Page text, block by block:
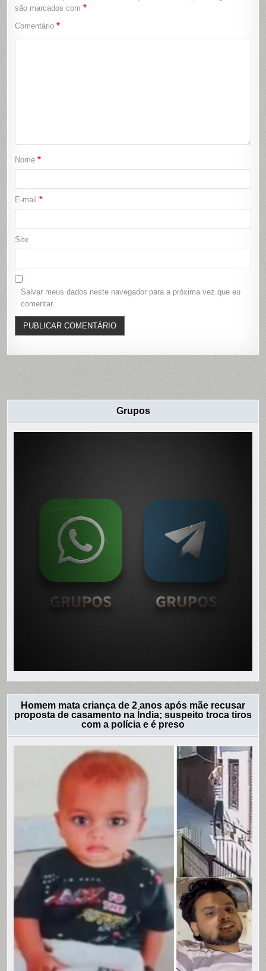
são marcados com*
Comentário*
Nome*
E-mail*
Site
Salvar meus dados neste navegador para a próxima vez que eu
comentar.
Grupos
Homem mata criança de 2 anos após mãe recusar
proposta de casamento na Índia; suspeito troca tiros
com a polícia e é preso